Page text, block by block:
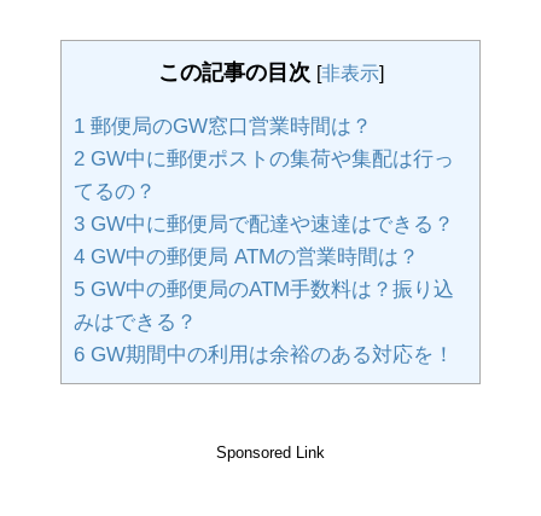
この記事の目次 [非表示]
1 郵便局のGW窓口営業時間は？
2 GW中に郵便ポストの集荷や集配は行っ
てるの？
3 GW中に郵便局で配達や速達はできる？
4 GW中の郵便局 ATMの営業時間は？
5 GW中の郵便局のATM手数料は？振り込
みはできる？
6 GW期間中の利用は余裕のある対応を！
Sponsored Link